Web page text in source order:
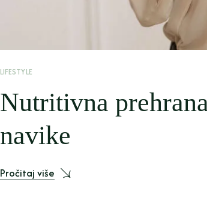
LIFESTYLE
Nutritivna
navike
Pročitaj više